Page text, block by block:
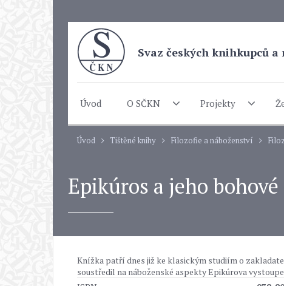
Svaz českých knihkupců
Úvod O SČKN Projekty
Úvod Tištěné knihy Filozofie a náboženství
Epikúros a jeho
Knížka patří dnes již ke klasickým studiím o
soustředil na náboženské aspekty Epikúrova